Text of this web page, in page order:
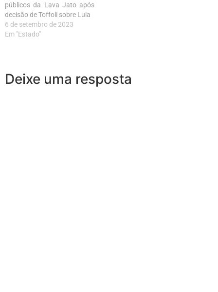
públicos da Lava Jato após
decisão de Toffoli sobre Lula
6 de setembro de 2023
Em "Estado"
Deixe uma resposta